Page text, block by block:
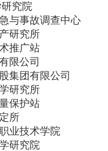
究院
事故调查中心
研究所
推广站
限公司
团有限公司
研究所
保护站
所
业技术学院
研究院